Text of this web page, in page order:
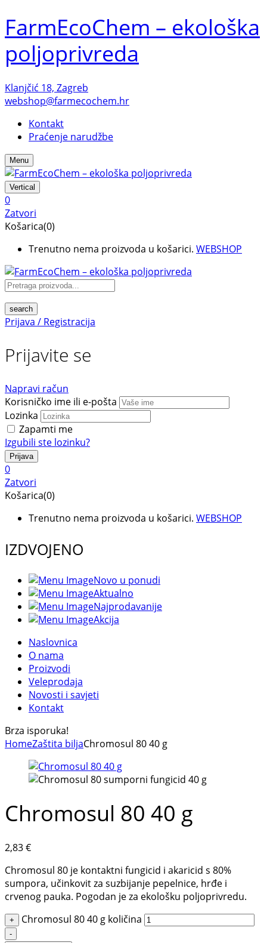
FarmEcoChem – ekološka
poljoprivreda
Klanjčić 18, Zagreb
webshop@farmecochem.hr
Kontakt
Praćenje narudžbe
Menu
Vertical
0
Zatvori
Košarica(0)
Trenutno nema proizvoda u košarici. WEBSHOP
search
Prijava / Registracija
Prijavite se
Napravi račun
Korisničko ime ili e-pošta
Lozinka
Zapamti me
Izgubili ste lozinku?
0
Zatvori
Košarica(0)
Trenutno nema proizvoda u košarici. WEBSHOP
IZDVOJENO
Novo u ponudi
Aktualno
Najprodavanije
Akcija
Naslovnica
O nama
Proizvodi
Veleprodaja
Novosti i savjeti
Kontakt
Brza isporuka!
HomeZaštita biljaChromosul 80 40 g
Chromosul 80 40 g
2,83€
Chromosul 80 je kontaktni fungicid i akaricid s 80%
sumpora, učinkovit za suzbijanje pepelnice, hrđe i
crvenog pauka. Pogodan je za ekološku poljoprivredu.
+ Chromosul 80 40 g količina
-